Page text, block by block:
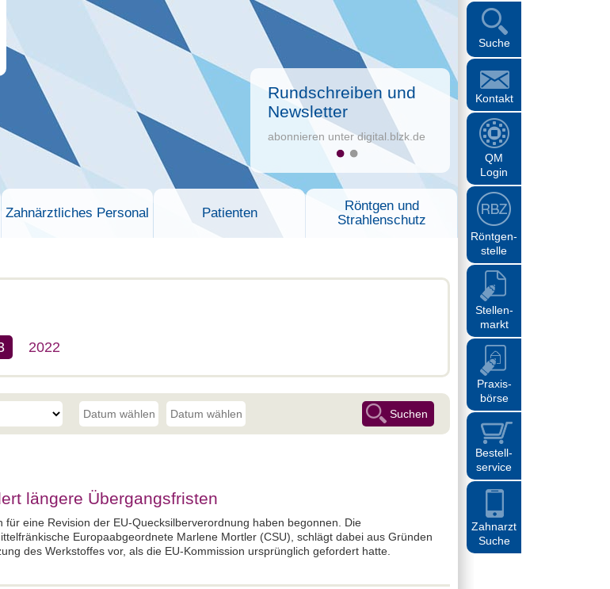
Suche
Kontakt
QM
Login
Röntgen-
stelle
Stellen-
markt
Praxis-
börse
Bestell-
service
Zahnarzt
Suche
Rundschreiben und
Newsletter
abonnieren unter digital.blzk.de
Zahnärztliches Personal Patienten
Röntgen und
Strahlenschutz
2022
längere Übergangsfristen
eine Revision der EU-Quecksilberverordnung haben begonnen. Die
Europaabgeordnete Marlene Mortler (CSU), schlägt dabei aus Gründen
des Werkstoffes vor, als die EU-Kommission ursprünglich gefordert hatte.